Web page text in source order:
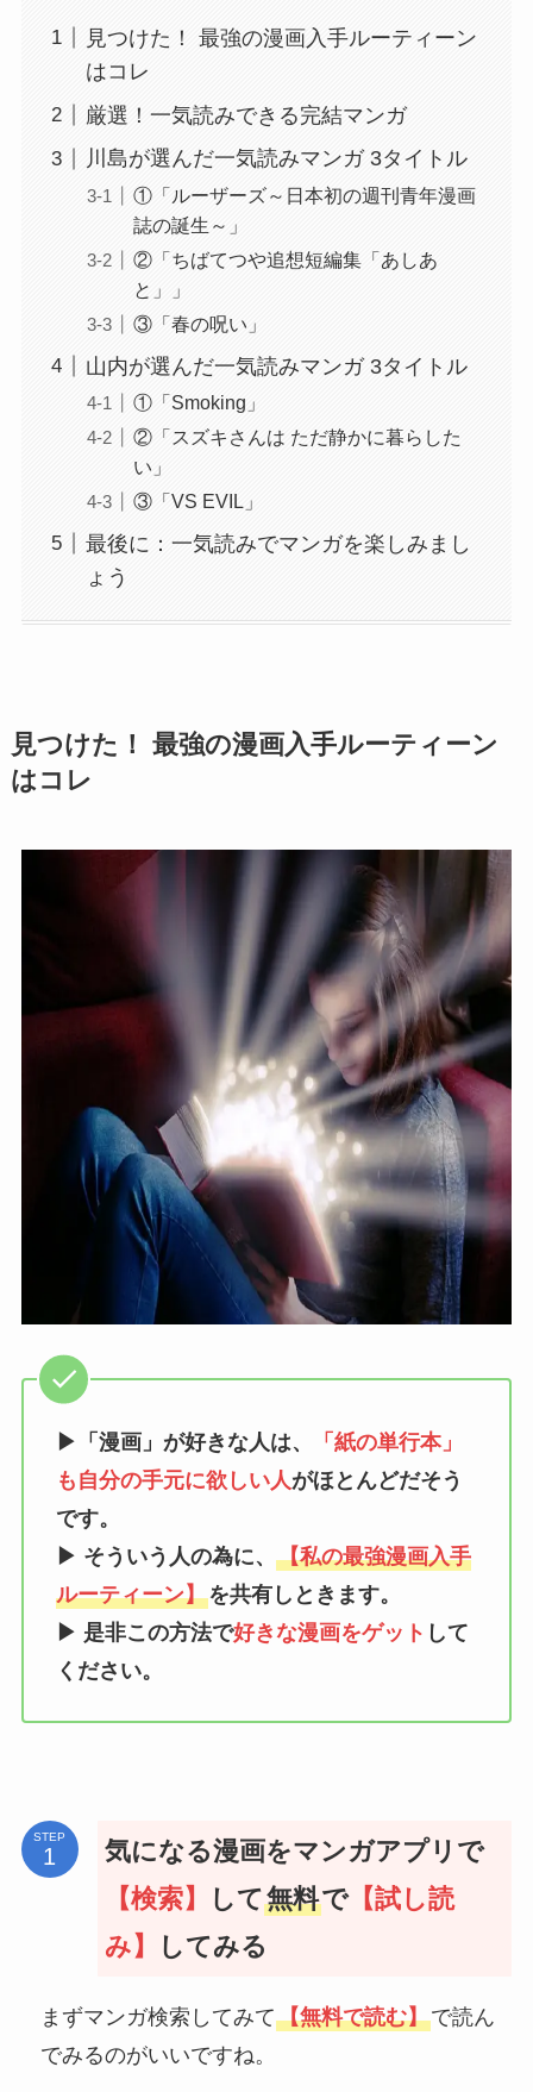
見つけた！ 最強の漫画入手ルーティーン
はコレ
厳選！一気読みできる完結マンガ
川島が選んだ一気読みマンガ 3タイトル
①「ルーザーズ～日本初の週刊青年漫画
誌の誕生～」
②「ちばてつや追想短編集「あしあ
と」」
③「春の呪い」
山内が選んだ一気読みマンガ 3タイトル
①「Smoking」
②「スズキさんは ただ静かに暮らした
い」
③「VS EVIL」
最後に：一気読みでマンガを楽しみまし
ょう
見つけた！ 最強の漫画入手ルーティーン
はコレ
▶「漫画」が好きな人は、
「紙の単行本」
も自分の手元に欲しい人 がほとんどだそう
です。
▶ そういう人の為に、 【私の最強漫画入手
ルーティーン】を共有しときます。
▶ 是非この方法で好きな漫画をゲット して
ください。
STEP
気になる漫画をマンガアプリで
【検索】
して無料で【試し読
み】
してみる
まずマンガ検索してみて【無料で読む】で読ん
でみるのがいいですね。